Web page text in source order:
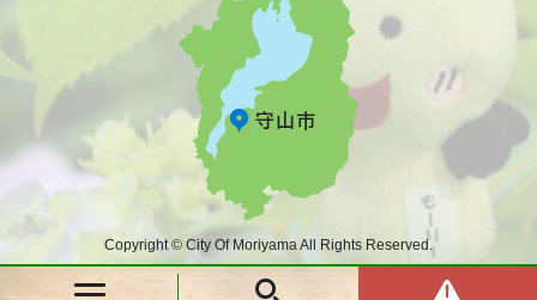
Copyright © City Of Moriyama All Rights Reserved.